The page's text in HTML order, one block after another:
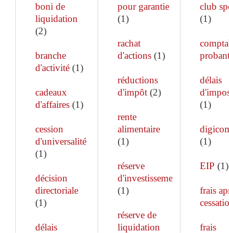
boni de
liquidation
(2)
branche
d'activité (1)
cadeaux
d'affaires (1)
cession
d'universalité
(1)
décision
directoriale
(1)
délais
pour garantie
(1)
rachat
d'actions(1)
réductions
d'impôt(2)
rente
alimentaire
(1)
réserve
d'investissement
(1)
réserve de
liquidation
club
(1)
délais
(1)
(1)
EIP (1)
frais
frais